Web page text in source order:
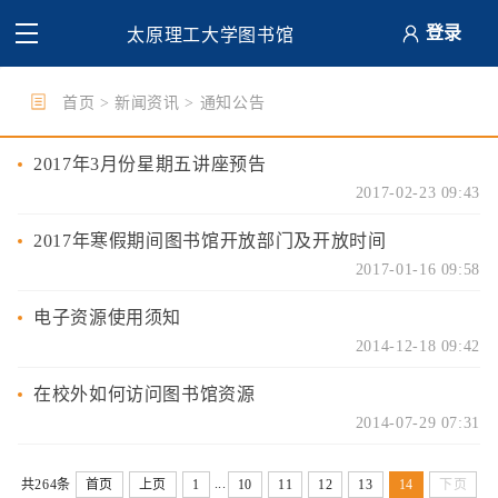
太原理工大学图书馆 登录
首页 >新闻资讯 > 通知公告
2017年3月份星期五讲座预告
2017-02-23 09:43
2017年寒假期间图书馆开放部门及开放时间
2017-01-16 09:58
电子资源使用须知
2014-12-18 09:42
在校外如何访问图书馆资源
2014-07-29 07:31
共264条 首页 上页 1 ... 10 11 12 13 14 下页